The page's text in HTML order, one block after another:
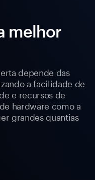
melhor
depende das
a facilidade de
e recursos de
hardware como a
grandes quantias